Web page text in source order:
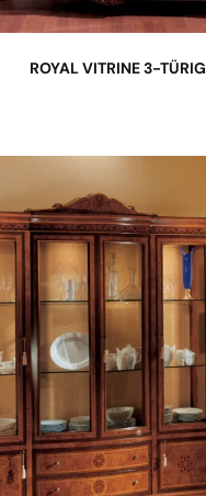
ROYAL VITRINE 3-TÜRIG